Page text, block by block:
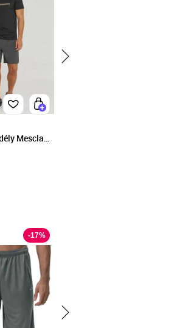
Mescla
-17%